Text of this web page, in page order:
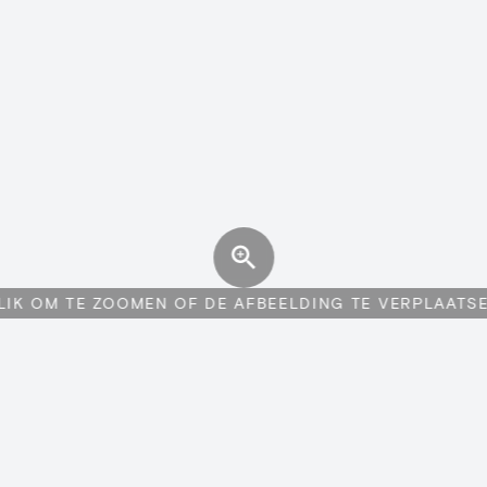
OM TE ZOOMEN OF DE AFBEELDING TE